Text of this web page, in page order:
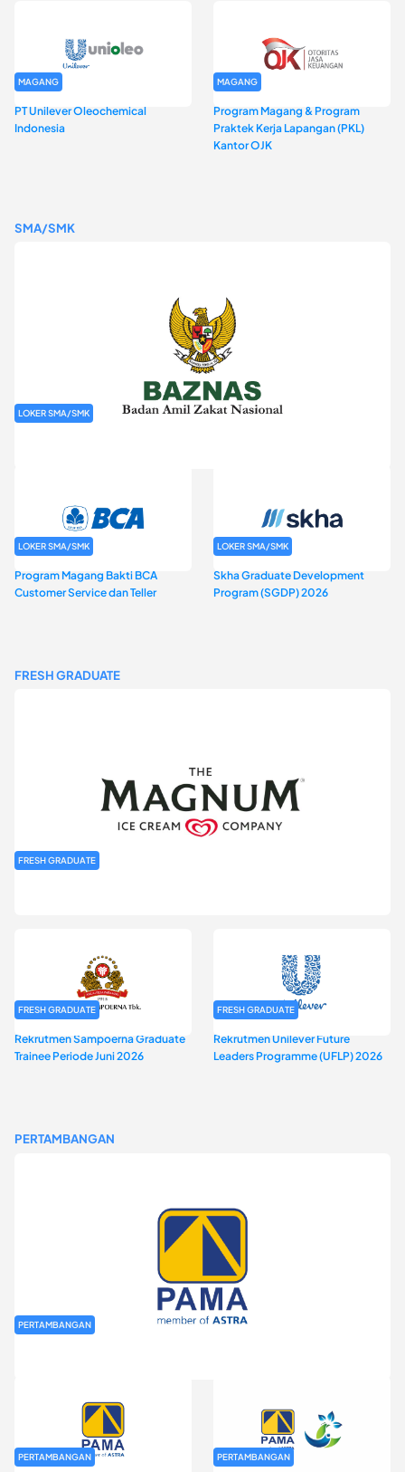
MAGANG
PT Unilever Oleochemical
Indonesia
MAGANG
Program Magang & Program
Praktek Kerja Lapangan (PKL)
Kantor OJK
SMA/SMK
LOKER SMA/SMK
LOKER SMA/SMK
Program Magang Bakti BCA
Customer Service dan Teller
LOKER SMA/SMK
Skha Graduate Development
Program (SGDP) 2026
FRESH GRADUATE
FRESH GRADUATE
FRESH GRADUATE
Rekrutmen Sampoerna Graduate
Trainee Periode Juni 2026
FRESH GRADUATE
Rekrutmen Unilever Future
Leaders Programme (UFLP) 2026
PERTAMBANGAN
PERTAMBANGAN
PERTAMBANGAN PERTAMBANGAN